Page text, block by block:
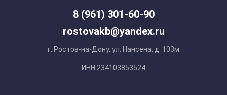
8 (961) 301-60-90
rostovakb@yandex.ru
г. Ростов-на-Дону, ул. Нансена, д. 103м
ИНН 234103853524